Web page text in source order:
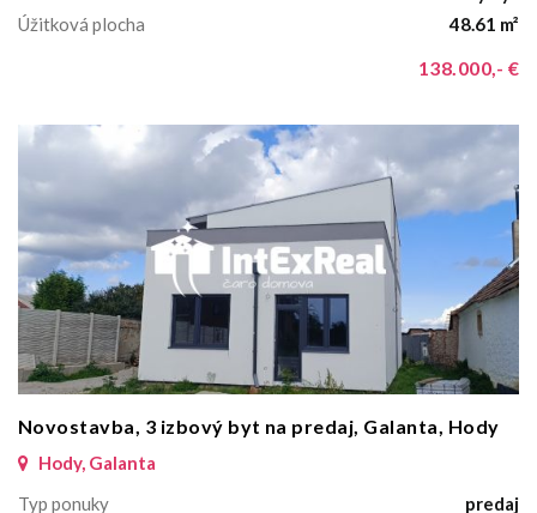
Úžitková plocha
48.61 m²
138.000,- €
Novostavba, 3 izbový byt na predaj, Galanta, Hody
Hody, Galanta
Typ ponuky
predaj